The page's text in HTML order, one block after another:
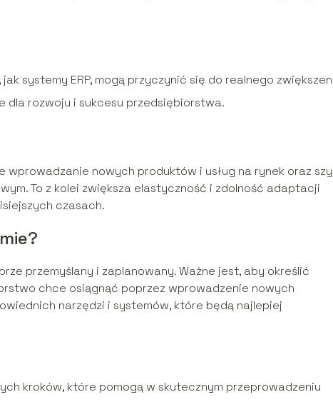
systemy ERP, mogą przyczynić się do realnego
dla rozwoju i sukcesu przedsiębiorstwa.
nowych produktów i usług na rynek oraz
To z kolei zwiększa elastyczność i zdolność adaptacji
czasach.
przemyślany i zaplanowany. Ważne jest, aby określić
chce osiągnąć poprzez wprowadzenie nowych
narzędzi i systemów, które będą najlepiej
kroków, które pomogą w skutecznym przeprowadzeniu